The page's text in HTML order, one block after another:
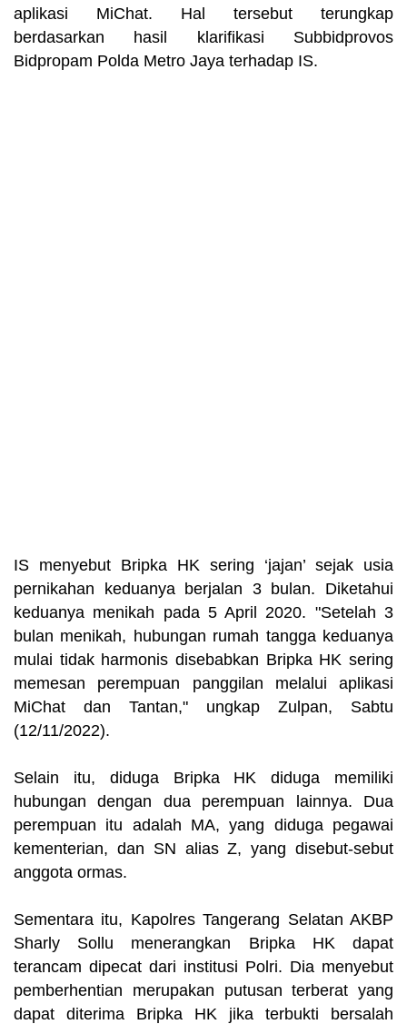
aplikasi MiChat. Hal tersebut terungkap
berdasarkan hasil klarifikasi Subbidprovos
Bidpropam Polda Metro Jaya terhadap IS.
IS menyebut Bripka HK sering ‘jajan’ sejak usia
pernikahan keduanya berjalan 3 bulan. Diketahui
keduanya menikah pada 5 April 2020. "Setelah 3
bulan menikah, hubungan rumah tangga keduanya
mulai tidak harmonis disebabkan Bripka HK sering
memesan perempuan panggilan melalui aplikasi
MiChat dan Tantan," ungkap Zulpan, Sabtu
(12/11/2022).
Selain itu, diduga Bripka HK diduga memiliki
hubungan dengan dua perempuan lainnya. Dua
perempuan itu adalah MA, yang diduga pegawai
kementerian, dan SN alias Z, yang disebut-sebut
anggota ormas.
Sementara itu, Kapolres Tangerang Selatan AKBP
Sharly Sollu menerangkan Bripka HK dapat
terancam dipecat dari institusi Polri. Dia menyebut
pemberhentian merupakan putusan terberat yang
dapat diterima Bripka HK jika terbukti bersalah